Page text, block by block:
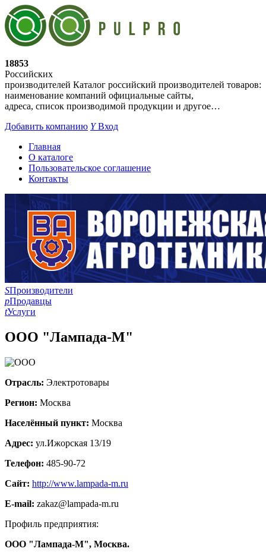
18853
Российских
производителей Каталог российский производителей товаров:
наименование компаний официальные сайты,
адреса, список производимой продукции и другое…
Добавить компанию YВход
Главная
О каталоге
Пользовательское соглашение
Контакты
SПроизводители
pПродавцы
tУслуги
ООО "Лампада-М"
Отрасль: Электротовары
Регион: Москва
Населённый пункт: Москва
Адрес: ул.Ижорская 13/19
Телефон: 485-90-72
Сайт: http://www.lampada-m.ru
E-mail: zakaz@lampada-m.ru
Профиль предприятия:
ООО "Лампада-М", Москва.